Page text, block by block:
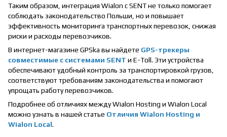
Таким образом, интеграция Wialon с SENT не только помогает
соблюдать законодательство Польши, но и повышает
эффективность мониторинга транспортных перевозок, снижая
риски и расходы перевозчиков.
В интернет-магазине GPSka вы найдете GPS-трекеры
совместимые с системами SENT и E-Toll. Эти устройства
обеспечивают удобный контроль за транспортировкой грузов,
соответствуют требованиям законодательства и помогают
упрощать работу перевозчиков.
Подробнее об отличиях между Wialon Hosting и Wialon Local
можно узнать в нашей статье Отличия Wialon Hosting и
Wialon Local.